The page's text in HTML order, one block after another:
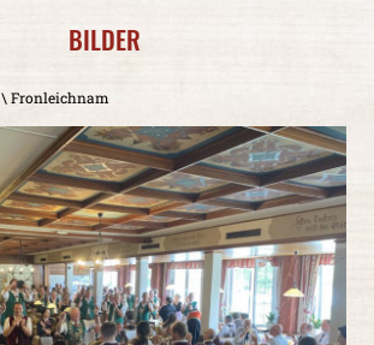
BILDER
\ Fronleichnam